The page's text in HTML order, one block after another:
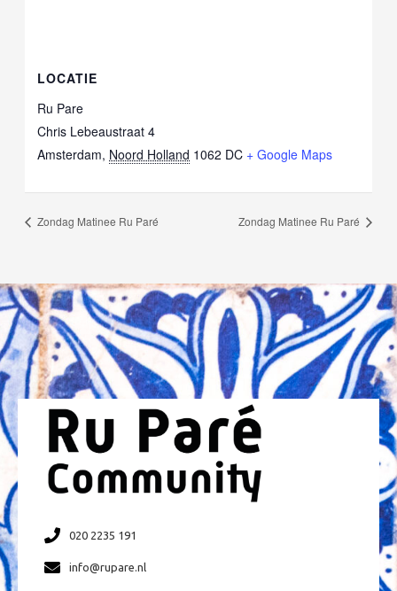
LOCATIE
Ru Pare
Chris Lebeaustraat 4
Amsterdam, Noord Holland 1062 DC + Google Maps
Zondag Matinee Ru Paré Zondag Matinee Ru Paré
020 2235 191
info@rupare.nl